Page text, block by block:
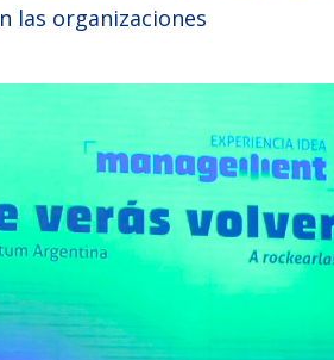
las organizaciones